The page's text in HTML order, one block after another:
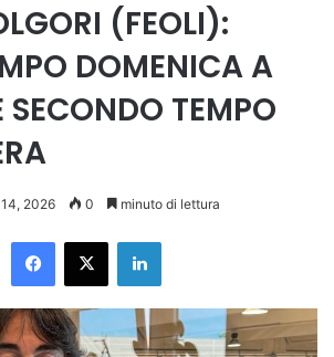
(FEOLI):
DOMENICA A
SECONDO TEMPO
2026 0 minuto di lettura
Facebook
X LinkedIn